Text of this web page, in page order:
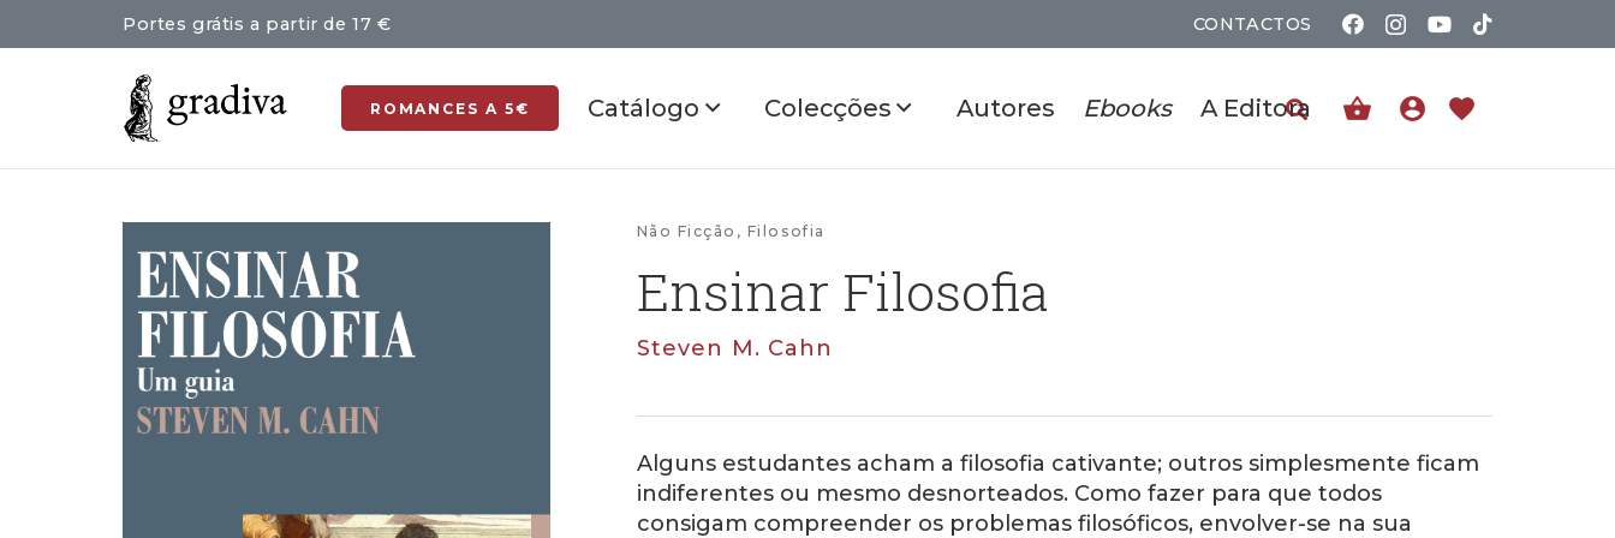
Portes grátis a partir de 17 € CONTACTOS
ROMANCES A 5€ Catálogo Colecções Autores Ebooks A Editora shopping_basket account_circle favorite
Não Ficção , Filosofia
Ensinar Filosofia
Steven M. Cahn
Alguns estudantes acham a filosofia cativante; outros simplesmente ficam
indiferentes ou mesmo desnorteados. Como fazer para que todos
consigam compreender os problemas filosóficos, envolver-se na sua